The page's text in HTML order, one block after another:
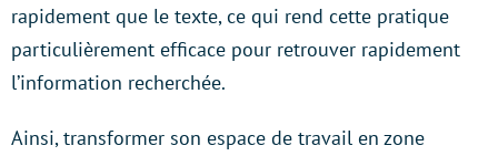
rapidement que le texte, ce qui rend cette pratique
particulièrement efficace pour retrouver rapidement
l’information recherchée.
Ainsi, transformer son espace de travail en zone